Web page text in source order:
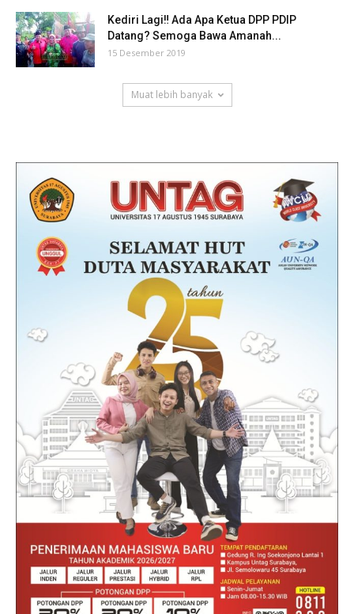
Kediri Lagi‼ Ada Apa Ketua DPP PDIP
Datang? Semoga Bawa Amanah...
15 Desember 2019
Muat lebih banyak